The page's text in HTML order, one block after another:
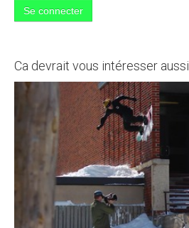
Se connecter
Ca devrait vous intéresser aussi